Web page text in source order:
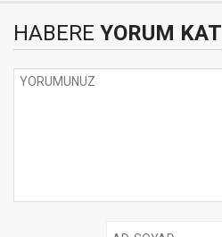
HABERE YORUM KAT